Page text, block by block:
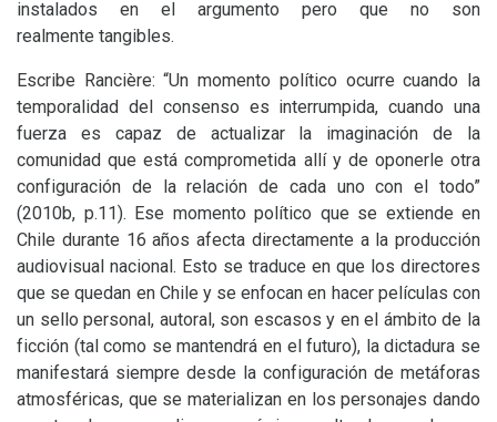
instalados en el argumento pero que no son
realmente tangibles.
Escribe Rancière: “Un momento político ocurre cuando la
temporalidad del consenso es interrumpida, cuando una
fuerza es capaz de actualizar la imaginación de la
comunidad que está comprometida allí y de oponerle otra
configuración de la relación de cada uno con el todo”
(2010b, p.11). Ese momento político que se extiende en
Chile durante 16 años afecta directamente a la producción
audiovisual nacional. Esto se traduce en que los directores
que se quedan en Chile y se enfocan en hacer películas con
un sello personal, autoral, son escasos y en el ámbito de la
ficción (tal como se mantendrá en el futuro), la dictadura se
manifestará siempre desde la configuración de metáforas
atmosféricas, que se materializan en los personajes dando